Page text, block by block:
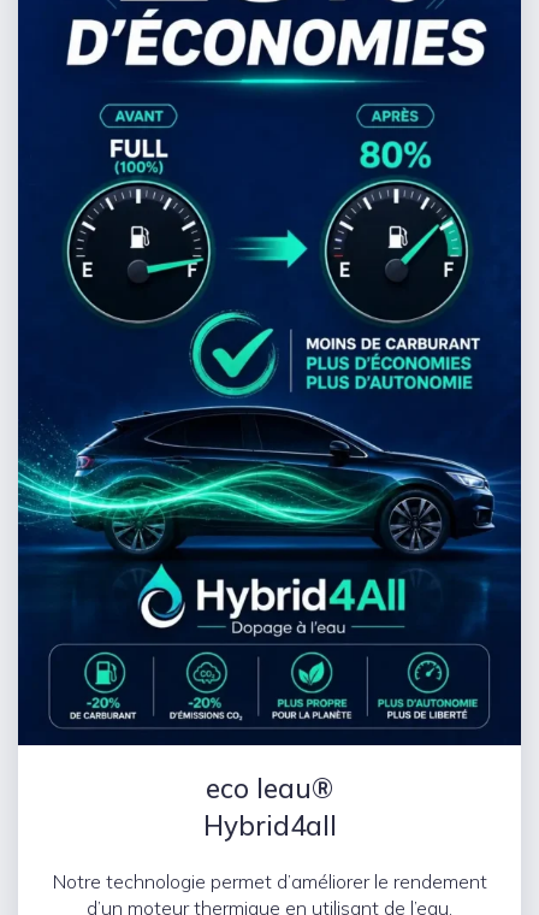
eco leau®
Hybrid4all
Notre technologie permet d’améliorer le rendement
d’un moteur thermique en utilisant de l’eau.